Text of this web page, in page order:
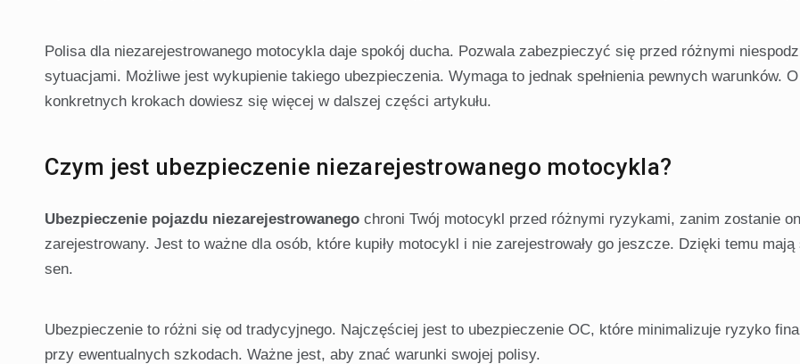
Polisa dla niezarejestrowanego motocykla daje spokój ducha. Pozwala zabezpieczyć się przed różnymi
sytuacjami. Możliwe jest wykupienie takiego ubezpieczenia. Wymaga to jednak spełnienia pewnych warunków. O
konkretnych krokach dowiesz się więcej w dalszej części artykułu.
Czym jest ubezpieczenie niezarejestrowanego motocykla?
Ubezpieczenie pojazdu niezarejestrowanego chroni Twój motocykl przed różnymi ryzykami, zanim zostanie on
zarejestrowany. Jest to ważne dla osób, które kupiły motocykl i nie zarejestrowały go jeszcze. Dzięki temu mają
sen.
Ubezpieczenie to różni się od tradycyjnego. Najczęściej jest to ubezpieczenie OC, które minimalizuje ryzyko
przy ewentualnych szkodach. Ważne jest, aby znać warunki swojej polisy.